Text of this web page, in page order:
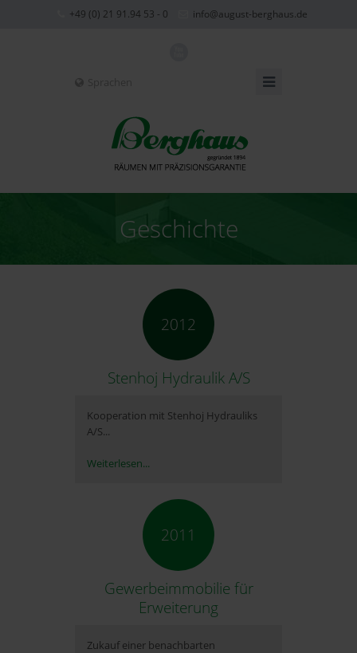
+49 (0) 21 91.94 53 - 0 info@august-berghaus.de
Geschichte
2012
Stenhoj Hydraulik A/S
Kooperation mit Stenhoj Hydrauliks
A/S...
Weiterlesen...
2011
Gewerbeimmobilie für
Erweiterung
Zukauf einer benachbarten